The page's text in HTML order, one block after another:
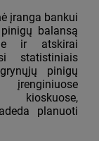
įranga bankui
balansą
ir atskirai
statistiniais
pinigų
kioskuose,
planuoti